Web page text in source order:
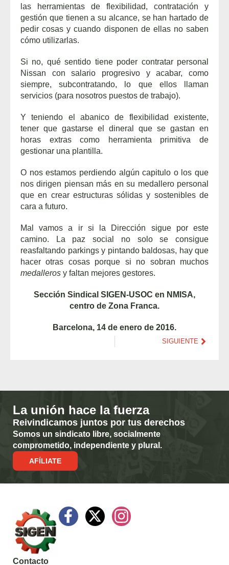
las herramientas de flexibilidad, contratación y
gestión que tienen a su alcance, se han hartado de
pedir cosas y cuando disponen de ellas no saben
cómo utilizarlas.
Si no, qué sentido tiene poder contratar personal
Nissan con salario progresivo y acabar, como
siempre, subcontratando, lo que ellos llaman
servicios (para nosotros puestos de trabajo).
Y teniendo el abanico de flexibilidad existente,
tener que gastarse el dineral que se gastan en
horas extras como herramienta primitiva de
gestionar una plantilla.
O nos estamos perdiendo algún capitulo o los que
nos dirigen piensan más en su medallero personal
que en crear estructuras sólidas y sostenibles de
cara a futuro.
Mal vamos a ir si la Dirección sigue por este
camino. La paz social no solo se consigue
reasfaltando parkings y pintando baldosas, hay que
hacer otras cosas porque si no sobran muchos
medalleros y faltan mejores gestores.
Sección Sindical SIGEN-USOC en NMISA,
centro de Zona Franca.
Barcelona, 14 de enero de 2016.
SIGUIENTE
La unión hace la fuerza
Reivindicamos juntos por tus derechos
Somos un sindicato libre, socialmente
comprometido, independiente y plural.
AFÍLIATE
Contacto